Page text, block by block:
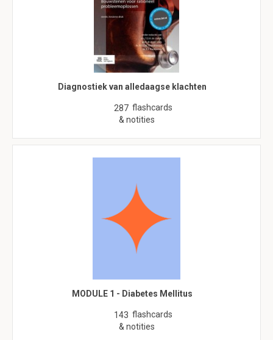
Diagnostiek van alledaagse klachten
287 flashcards
& notities
MODULE 1 - Diabetes Mellitus
143 flashcards
& notities